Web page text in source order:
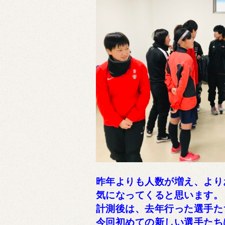
昨年よりも人数が増え、よ
気になってくると思います。
計測後は、去年行った選手
今回初めての新しい選手た